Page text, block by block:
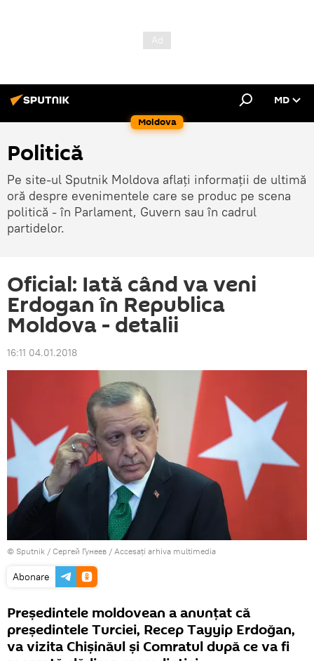
Moldova
MD
Politică
Pe site-ul Sputnik Moldova aflați informații de ultimă
oră despre evenimentele care se produc pe scena
politică - în Parlament, Guvern sau în cadrul
partidelor.
Oficial: Iată când va veni
Erdogan în Republica
Moldova - detalii
16:11 04.01.2018
© Sputnik / Сергей Гунеев / Accesați arhiva multimedia
Abonare
Președintele moldovean a anunțat că
președintele Turciei, Recep Tayyip Erdoğan,
va vizita Chișinăul și Comratul după ce va fi